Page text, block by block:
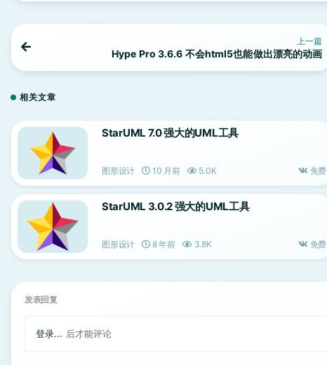
上一篇
Hype Pro 3.6.6 不会html5也能做出漂亮的动画
相关文章
StarUML 7.0 强大的UML工具
图形设计 10 月前 5.0K 免费
StarUML 3.0.2 强大的UML工具
图形设计 8 年前 3.8K 免费
发表回复
登录... 后才能评论